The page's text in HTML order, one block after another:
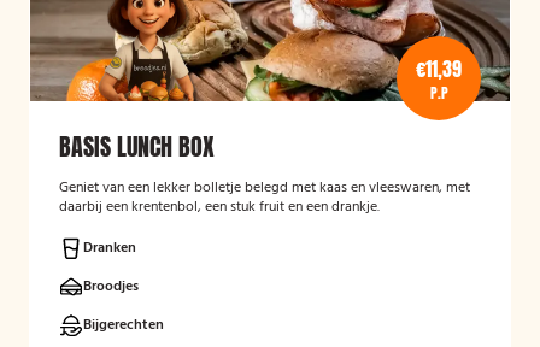
€11,39
P.P
BASIS LUNCH BOX
Geniet van een lekker bolletje belegd met kaas en vleeswaren, met
daarbij een krentenbol, een stuk fruit en een drankje.
Dranken
Broodjes
Bijgerechten